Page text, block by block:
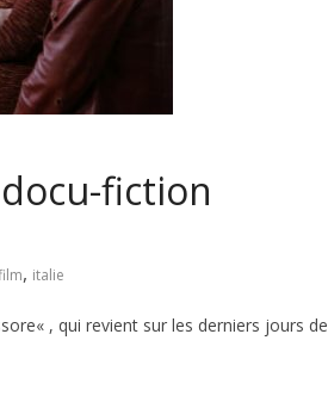
fiction
, italie
, qui revient sur les derniers jours de